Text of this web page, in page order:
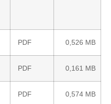
PDF 0,526 MB
PDF 0,161 MB
PDF 0,574 MB